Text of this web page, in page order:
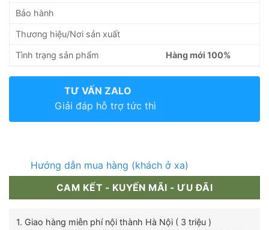
Bảo hành
Thương hiệu/Nơi sản xuất
Tình trạng sản phẩm Hàng mới 100%
TƯ VẤN ZALO
Giải đáp hỗ trợ tức thì
Hướng dẫn mua hàng (khách ở xa)
CAM KẾT - KUYẾN MÃI - ƯU ĐÃI
1. Giao hàng miễn phí nội thành Hà Nội ( 3 triệu )